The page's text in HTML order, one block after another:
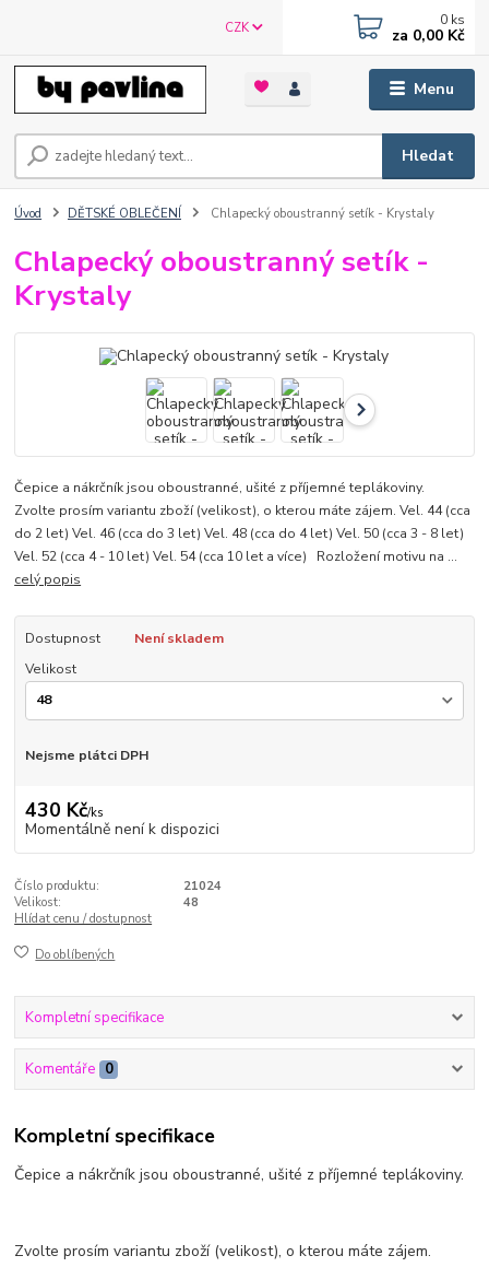
Menu
CZK
Hledat
0 ks
za 0,00 Kč
Úvod DĚTSKÉ OBLEČENÍ Chlapecký oboustranný setík - Krystaly
Chlapecký oboustranný setík -
Krystaly
Čepice a nákrčník jsou oboustranné, ušité z příjemné teplákoviny.
Zvolte prosím variantu zboží (velikost), o kterou máte zájem. Vel. 44 (cca
do 2 let) Vel. 46 (cca do 3 let) Vel. 48 (cca do 4 let) Vel. 50 (cca 3 - 8 let)
Vel. 52 (cca 4 - 10 let) Vel. 54 (cca 10 let a více) Rozložení motivu na ...
celý popis
Dostupnost
Není skladem
Velikost
Nejsme plátci DPH
430 Kč/ks
Momentálně není k dispozici
Číslo produktu:
21024
Velikost:
48
Hlídat cenu / dostupnost
Do oblíbených
Kompletní specifikace
Komentáře 0
Kompletní specifikace
Čepice a nákrčník jsou oboustranné, ušité z příjemné teplákoviny.
Zvolte prosím variantu zboží (velikost), o kterou máte zájem.